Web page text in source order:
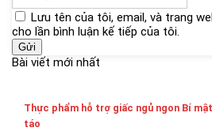
Lưu tên của tôi, email, và trang
cho lần bình luận kế tiếp của tôi.
Bài viết mới nhất
Thực phẩm hỗ trợ giấc ngủ ngon Bí
táo